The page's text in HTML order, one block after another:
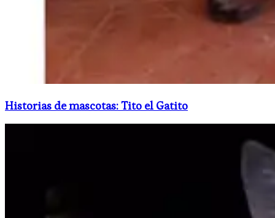
Historias de mascotas: Tito el Gatito